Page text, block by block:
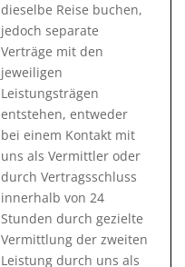
dieselbe Reise buchen,
jedoch separate
Verträge mit den
jeweiligen
Leistungsträgen
entstehen, entweder
bei einem Kontakt mit
uns als Vermittler oder
durch Vertragsschluss
innerhalb von 24
Stunden durch gezielte
Vermittlung der zweiten
Leistung durch uns als